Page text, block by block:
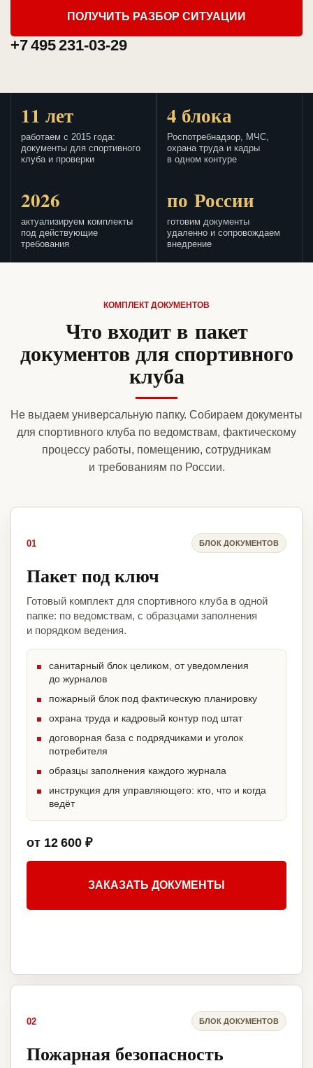
ПОЛУЧИТЬ РАЗБОР СИТУАЦИИ
+7 495 231-03-29
11 лет
работаем с 2015 года:
документы для спортивного
клуба и проверки
4 блока
Роспотребнадзор, МЧС,
охрана труда и кадры
в одном контуре
2026
актуализируем комплекты
под действующие
требования
по России
готовим документы
удаленно и сопровождаем
внедрение
КОМПЛЕКТ ДОКУМЕНТОВ
Что входит в пакет
документов для спортивного
клуба
Не выдаем универсальную папку. Собираем документы
для спортивного клуба по ведомствам, фактическому
процессу работы, помещению, сотрудникам
и требованиям по России.
01 БЛОК ДОКУМЕНТОВ
Пакет под ключ
Готовый комплект для спортивного клуба в одной
папке: по ведомствам, с образцами заполнения
и порядком ведения.
санитарный блок целиком, от уведомления
до журналов
пожарный блок под фактическую планировку
охрана труда и кадровый контур под штат
договорная база с подрядчиками и уголок
потребителя
образцы заполнения каждого журнала
инструкция для управляющего: кто, что и когда
ведёт
от 12 600 ₽
ЗАКАЗАТЬ ДОКУМЕНТЫ
02 БЛОК ДОКУМЕНТОВ
Пожарная безопасность